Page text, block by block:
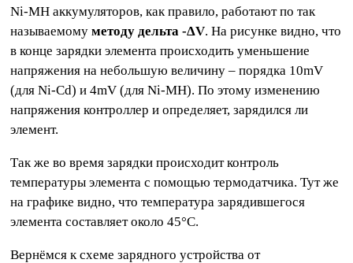
Ni-MH аккумуляторов, как правило, работают по так
называемомуметоду дельта -ΔV. На рисунке видно, что
в конце зарядки элемента происходить уменьшение
напряжения на небольшую величину – порядка 10mV
(для Ni-Cd) и 4mV (для Ni-MH). По этому изменению
напряжения контроллер и определяет, зарядился ли
элемент.
Так же во время зарядки происходит контроль
температуры элемента с помощью термодатчика. Тут же
на графике видно, что температура зарядившегося
элемента составляет около 45°С.
Вернёмся к схеме зарядного устройства от